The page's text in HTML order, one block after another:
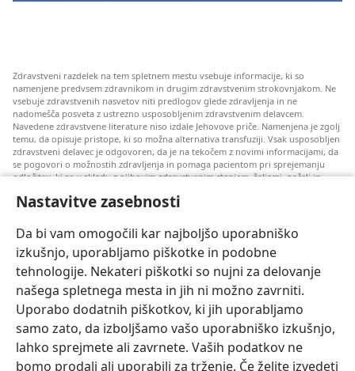
Nastavitve zasebnosti
Da bi vam omogočili kar najboljšo uporabniško
izkušnjo, uporabljamo piškotke in podobne
tehnologije. Nekateri piškotki so nujni za delovanje
našega spletnega mesta in jih ni možno zavrniti.
Uporabo dodatnih piškotkov, ki jih uporabljamo
samo zato, da izboljšamo vašo uporabniško izkušnjo,
lahko sprejmete ali zavrnete. Vaših podatkov ne
bomo prodali ali uporabili za trženje. Če želite izvedeti
Zdravstveni razdelek na tem spletnem mestu vsebuje informacije, ki so
namenjene predvsem zdravnikom in drugim zdravstvenim strokovnjakom. Ne
vsebuje zdravstvenih nasvetov niti predlogov glede zdravljenja in ne
nadomešča posveta z ustrezno usposobljenim zdravstvenim delavcem.
Navedene zdravstvene literature niso izdale Jehovove priče. Namenjena je zgolj
temu, da opisuje pristope, ki so možna alternativa transfuziji. Vsak usposobljen
zdravstveni delavec je odgovoren, da je na tekočem z novimi informacijami, da
se pogovori o možnostih zdravljenja in pomaga pacientom pri sprejemanju
odločitev, ki so v skladu z njihovim zdravstvenim stanjem, željami, načeli in
paciente.
vedno posvetujte s svojim zdravnikom ali drugim usposobljenim zdravstvenim
delavcem. Če sumite, da ste bolni, se posvetujte z zdravnikom.
Za uporabo tega spletnega mesta veljajo pogoji uporabe.
Nastavitev izgleda